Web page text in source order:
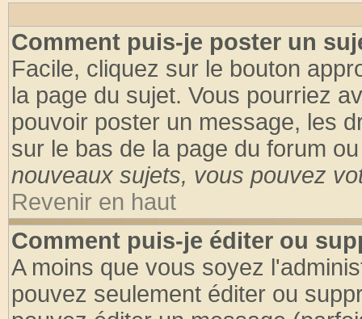
Comment puis-je poster un
Facile, cliquez sur le bouton
la page du sujet. Vous pourriez
pouvoir poster un message, les
sur le bas de la page du forum
nouveaux sujets, vous pouvez
Revenir en haut
Comment puis-je éditer ou
A moins que vous soyez
pouvez seulement éditer ou